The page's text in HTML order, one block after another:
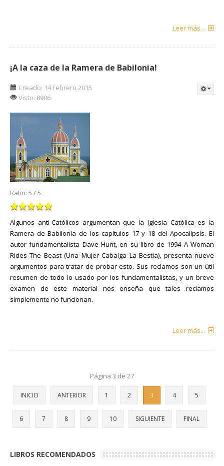
Leer más...
¡A la caza de la Ramera de Babilonia!
Creado: 14 Febrero 2015
Visto: 8906
Ratio: 5 /5
Algunos anti-Católicos argumentan que la Iglesia Católica es la
Ramera de Babilonia de los capítulos 17 y 18 del Apocalipsis. El
autor fundamentalista Dave Hunt, en su libro de 1994 A Woman
Rides The Beast (Una Mujer Cabalga La Bestia), presenta nueve
argumentos para tratar de probar esto. Sus reclamos son un útil
resumen de todo lo usado por los fundamentalistas, y un breve
examen de este material nos enseña que tales reclamos
simplemente no funcionan.
Leer más...
Página 3 de 27
INICIO ANTERIOR 1 2 3 4 5
6 7 8 9 10 SIGUIENTE FINAL
LIBROS RECOMENDADOS